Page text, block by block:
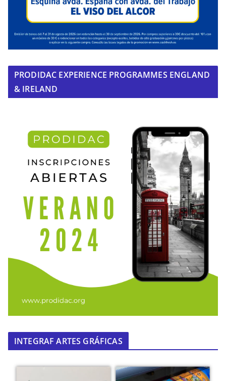
PRODIDAC EXPERIENCE PROGRAMMES ENGLAND
& IRELAND
INTEGRAF ARTES GRÁFICAS